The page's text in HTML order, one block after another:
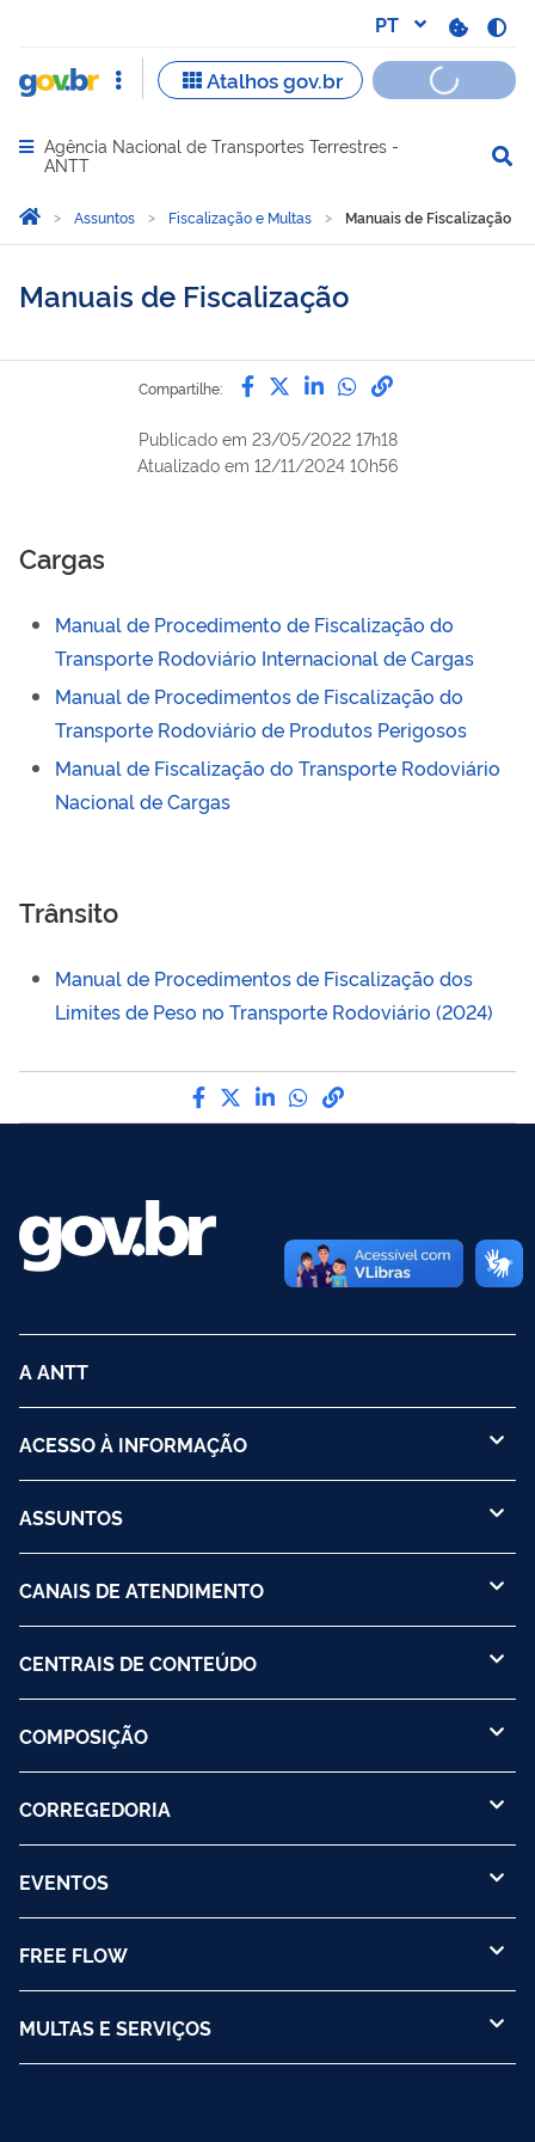
Abrir menu principal de navegação
Agência Nacional de Transportes Terrestres -
ANTT
Você está aqui:
Página Inicial
Assuntos Fiscalização e Multas Manuais de Fiscalização
Manuais de Fiscalização
Compartilhe: Compartilhe por Facebook
Compartilhe por Twitter
Compartilhe por
Compartilhe
link para
Publicado em 23/05/2022 17h18
Atualizado em 12/11/2024 10h56
Cargas
Manual de Procedimento de Fiscalização do
Transporte Rodoviário Internacional de Cargas
Manual de Procedimentos de Fiscalização do
Transporte Rodoviário de Produtos Perigosos
Manual de Fiscalização do Transporte Rodoviário
Nacional de Cargas
Trânsito
Manual de Procedimentos de Fiscalização dos
Limites de Peso no Transporte Rodoviário (2024)
Compartilhe por Facebook
Compartilhe por Twitter
Compartilhe por
Compartilhe por
link para Copiar
A ANTT
ACESSO À INFORMAÇÃO
ASSUNTOS
CANAIS DE ATENDIMENTO
CENTRAIS DE CONTEÚDO
COMPOSIÇÃO
CORREGEDORIA
EVENTOS
FREE FLOW
MULTAS E SERVIÇOS